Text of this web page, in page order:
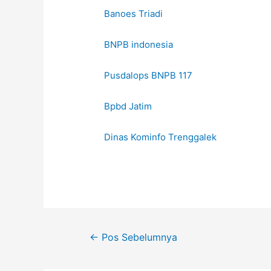
Banoes Triadi
BNPB indonesia
Pusdalops BNPB 117
Bpbd Jatim
Dinas Kominfo Trenggalek
← Pos Sebelumnya